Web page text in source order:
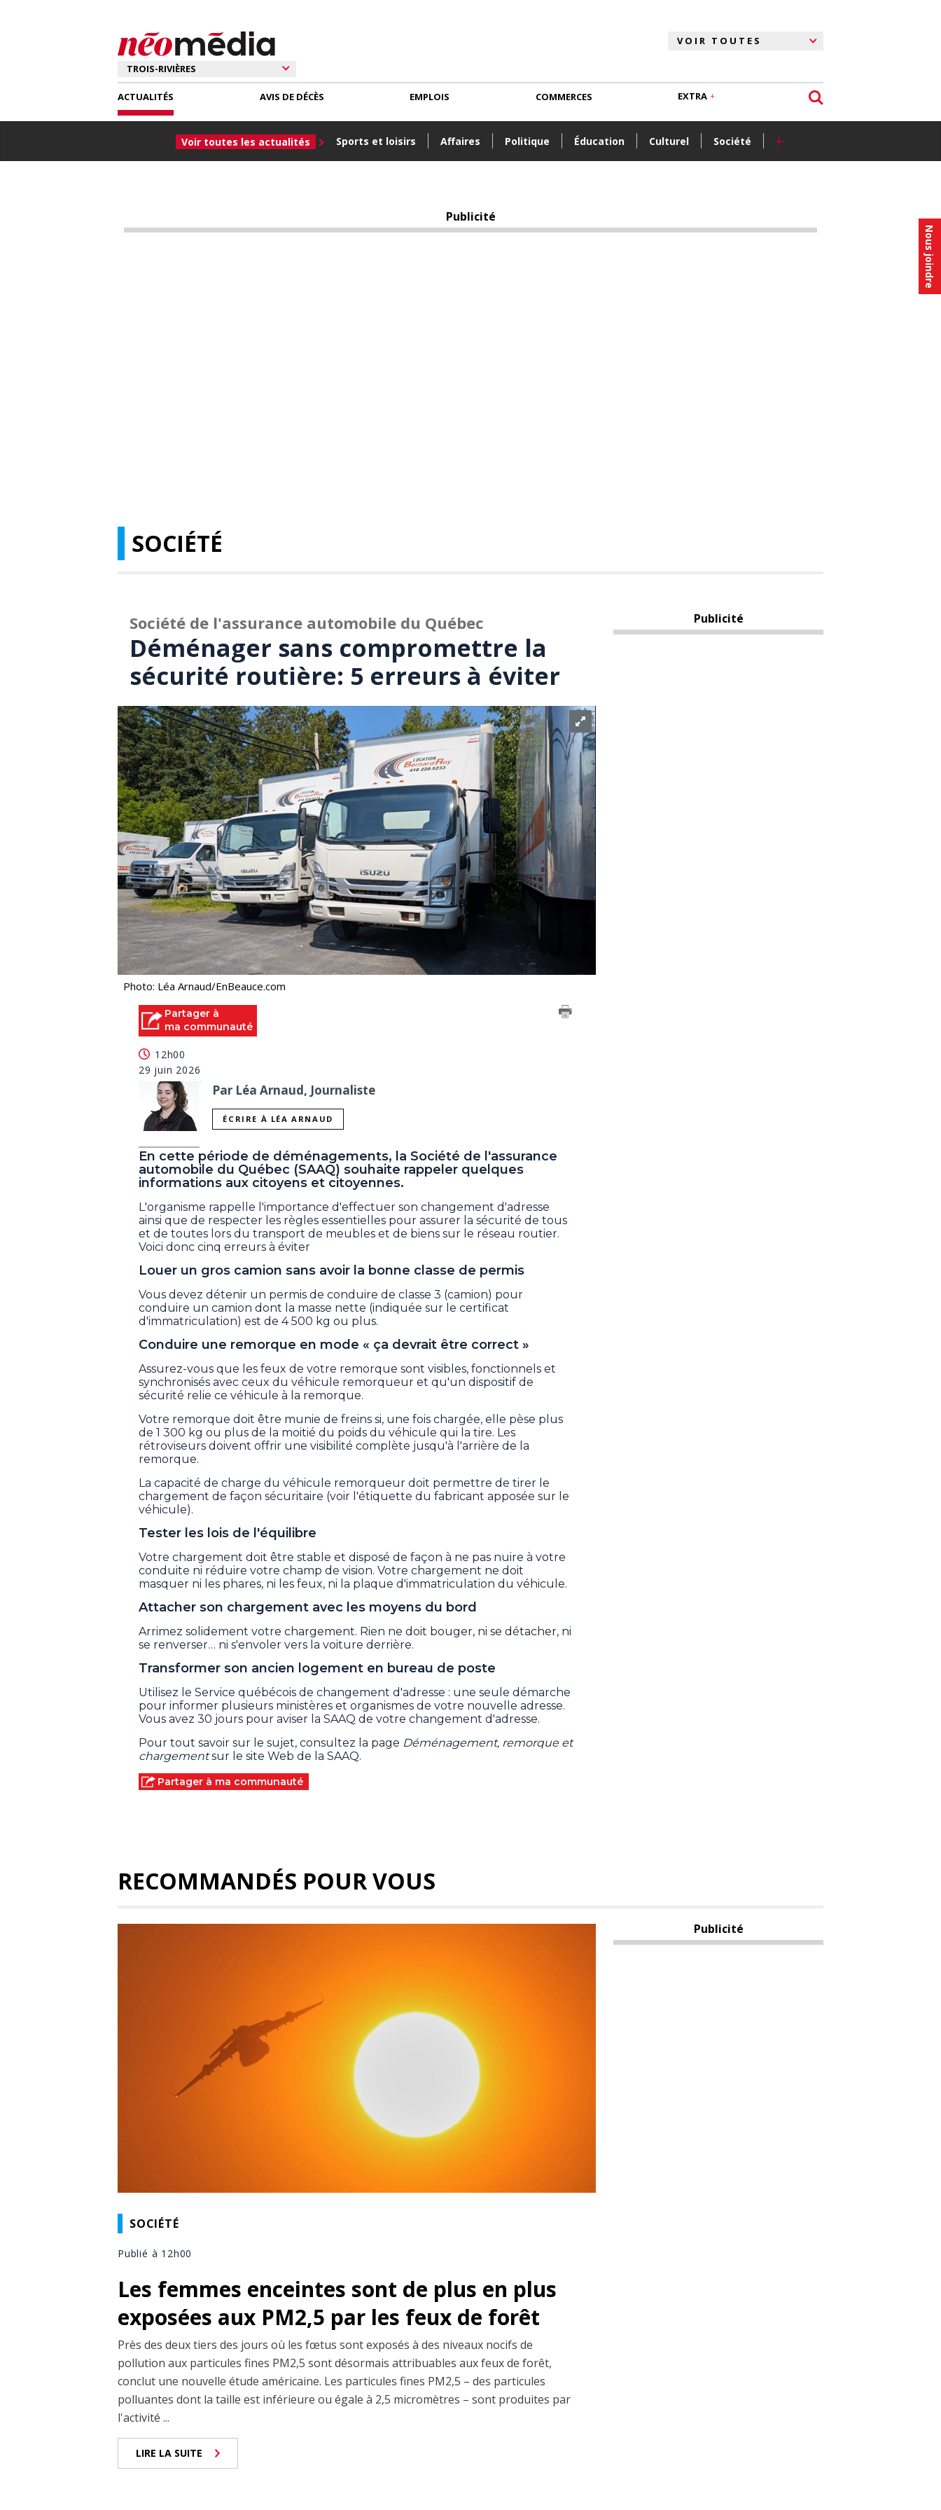
Nous joindre
ACTUALITÉS
Voir toutes les actualités Sports et loisirs Affaires Politique Éducation Culturel Société +
AVIS DE DÉCÈS EMPLOIS COMMERCES EXTRA
Publicité
SOCIÉTÉ
Société de l'assurance automobile du Québec
Déménager sans compromettre la
sécurité routière: 5 erreurs à éviter
Photo: Léa Arnaud/EnBeauce.com
Partager à
ma communauté
12h00
29 juin 2026
Par Léa Arnaud, Journaliste
ÉCRIRE À LÉA ARNAUD
En cette période de déménagements, la Société de l'assurance
automobile du Québec (SAAQ) souhaite rappeler quelques
informations aux citoyens et citoyennes.
L'organisme rappelle l'importance d'effectuer son changement d'adresse
ainsi que de respecter les règles essentielles pour assurer la sécurité de tous
et de toutes lors du transport de meubles et de biens sur le réseau routier.
Voici donc cinq erreurs à éviter
Louer un gros camion sans avoir la bonne classe de permis
Vous devez détenir un permis de conduire de classe 3 (camion) pour
conduire un camion dont la masse nette (indiquée sur le certificat
d'immatriculation) est de 4 500 kg ou plus.
Conduire une remorque en mode « ça devrait être correct »
Assurez-vous que les feux de votre remorque sont visibles, fonctionnels et
synchronisés avec ceux du véhicule remorqueur et qu'un dispositif de
sécurité relie ce véhicule à la remorque.
Votre remorque doit être munie de freins si, une fois chargée, elle pèse plus
de 1 300 kg ou plus de la moitié du poids du véhicule qui la tire. Les
rétroviseurs doivent offrir une visibilité complète jusqu'à l'arrière de la
remorque.
La capacité de charge du véhicule remorqueur doit permettre de tirer le
chargement de façon sécuritaire (voir l'étiquette du fabricant apposée sur le
véhicule).
Tester les lois de l'équilibre
Votre chargement doit être stable et disposé de façon à ne pas nuire à votre
conduite ni réduire votre champ de vision. Votre chargement ne doit
masquer ni les phares, ni les feux, ni la plaque d'immatriculation du véhicule.
Attacher son chargement avec les moyens du bord
Arrimez solidement votre chargement. Rien ne doit bouger, ni se détacher, ni
se renverser… ni s'envoler vers la voiture derrière.
Transformer son ancien logement en bureau de poste
Utilisez le Service québécois de changement d'adresse : une seule démarche
pour informer plusieurs ministères et organismes de votre nouvelle adresse.
Vous avez 30 jours pour aviser la SAAQ de votre changement d'adresse.
Pour tout savoir sur le sujet, consultez la page Déménagement, remorque et
chargementsur le site Web de la SAAQ.
Partager à ma communauté
Publicité
RECOMMANDÉS POUR VOUS
SOCIÉTÉ
Publié à 12h00
Les femmes enceintes sont de plus en plus
exposées aux PM2,5 par les feux de forêt
Près des deux tiers des jours où les fœtus sont exposés à des niveaux nocifs de
pollution aux particules fines PM2,5 sont désormais attribuables aux feux de forêt,
conclut une nouvelle étude américaine. Les particules fines PM2,5 – des particules
polluantes dont la taille est inférieure ou égale à 2,5 micromètres – sont produites par
l'activité ...
LIRE LA SUITE
Publicité